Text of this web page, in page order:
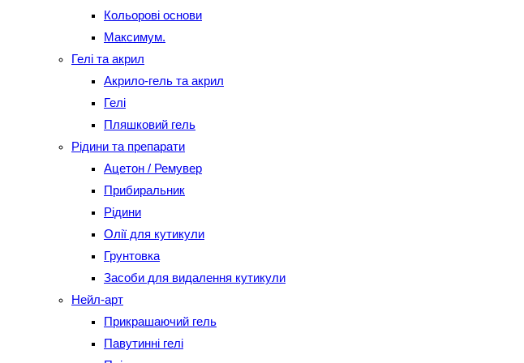
Кольорові основи
Максимум.
Гелі та акрил
Акрило-гель та акрил
Гелі
Пляшковий гель
Рідини та препарати
Ацетон / Ремувер
Прибиральник
Рідини
Олії для кутикули
Грунтовка
Засоби для видалення кутикули
Нейл-арт
Прикрашаючий гель
Павутинні гелі